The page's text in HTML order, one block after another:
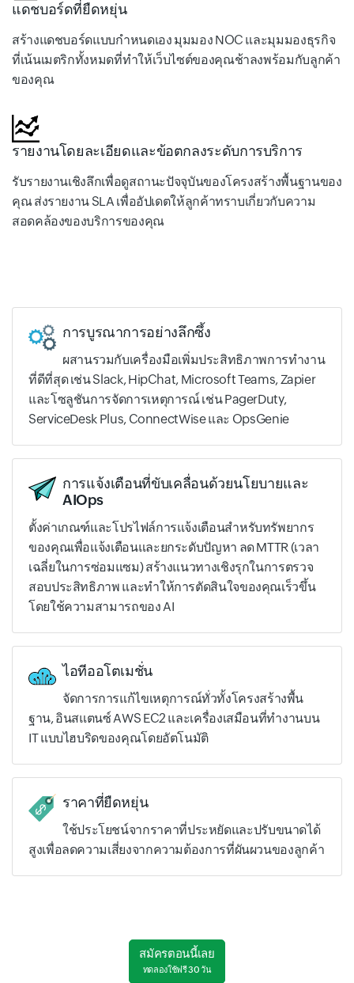
แดชบอร์ดที่ยืดหยุ่น
สร้างแดชบอร์ดแบบกำหนดเอง มุมมอง NOC และมุมมองธุรกิจ
ที่เน้นเมตริกทั้งหมดที่ทำให้เว็บไซต์ของคุณช้าลงพร้อมกับลูกค้า
ของคุณ
รายงานโดยละเอียดและข้อตกลงระดับการบริการ
รับรายงานเชิงลึกเพื่อดูสถานะปัจจุบันของโครงสร้างพื้นฐานของ
คุณ ส่งรายงาน SLA เพื่ออัปเดตให้ลูกค้าทราบเกี่ยวกับความ
สอดคล้องของบริการของคุณ
การบูรณาการอย่างลึกซึ้ง
ผสานรวมกับเครื่องมือเพิ่มประสิทธิภาพการทำงาน
ที่ดีที่สุด เช่น Slack, HipChat, Microsoft Teams, Zapier
และโซลูชันการจัดการเหตุการณ์ เช่น PagerDuty,
ServiceDesk Plus, ConnectWise และ OpsGenie
การแจ้งเตือนที่ขับเคลื่อนด้วยนโยบายและ
AIOps
ตั้งค่าเกณฑ์และโปรไฟล์การแจ้งเตือนสำหรับทรัพยากร
ของคุณเพื่อแจ้งเตือนและยกระดับปัญหา ลด MTTR (เวลา
เฉลี่ยในการซ่อมแซม) สร้างแนวทางเชิงรุกในการตรวจ
สอบประสิทธิภาพ และทำให้การตัดสินใจของคุณเร็วขึ้น
โดยใช้ความสามารถของ AI
ไอทีออโตเมชั่น
จัดการการแก้ไขเหตุการณ์ทั่วทั้งโครงสร้างพื้น
ฐาน, อินสแตนซ์ AWS EC2 และเครื่องเสมือนที่ทำงานบน
IT แบบไฮบริดของคุณโดยอัตโนมัติ
ราคาที่ยืดหยุ่น
ใช้ประโยชน์จากราคาที่ประหยัดและปรับขนาดได้
สูงเพื่อลดความเสี่ยงจากความต้องการที่ผันผวนของลูกค้า
สมัครตอนนี้เลย
ทดลองใช้ฟรี 30 วัน